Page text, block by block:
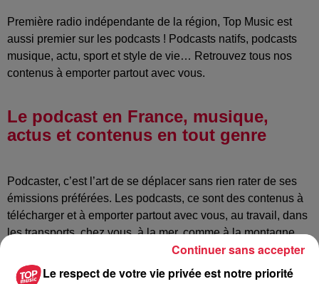
Première radio indépendante de la région, Top Music est
aussi premier sur les podcasts ! Podcasts natifs, podcasts
musique, actu, sport et style de vie… Retrouvez tous nos
contenus à emporter partout avec vous.
Le podcast en France, musique,
actus et contenus en tout genre
Podcaster, c’est l’art de se déplacer sans rien rater de ses
émissions préférées. Les podcasts, ce sont des contenus à
télécharger et à emporter partout avec vous, au travail, dans
les transports, chez vous, à la mer, comme à la montagne.
Le phénomène podcast est si populaire que les utilisateurs
se transforment en véritable chasseurs de contenus pour
Le respect de votre vie privée est notre priorité
Continuer sans accepter